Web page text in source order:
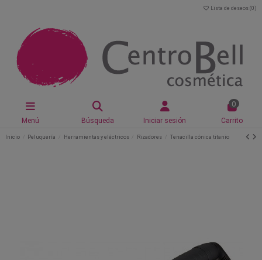
Lista de deseos (0 )
Menú Búsqueda Iniciar sesión
0
Carrito
Inicio Peluquería Herramientas y eléctricos Rizadores Tenacilla cónica titanio